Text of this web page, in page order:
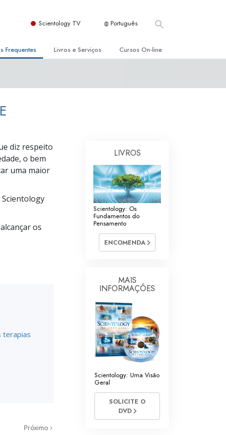
Scientology TV Português
Frequentes
de Scientology
Livros e Serviços
Introdutórias
Introdutórios
Cursos On‑line
Ajudas para Doenças e Ferimentos
Integridade e Honestidade
A Escala de Tom Emocional
Ética e as Condições
A Causa da Supressão
Bases da Organização
Metas e Objetivos
A Tecnologia de Estudo
diz respeito
o bem
uma maior
os
terapias
Próximo
LIVROS
Scientology: Os
Fundamentos do
Pensamento
ENCOMENDA
MAIS
INFORMAÇÕES
Scientology: Uma Visão
Geral
SOLICITE O
DVD